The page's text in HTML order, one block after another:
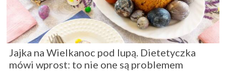
Jajka na Wielkanoc pod lupą. Dietetyczka
mówi wprost: to nie one są problemem